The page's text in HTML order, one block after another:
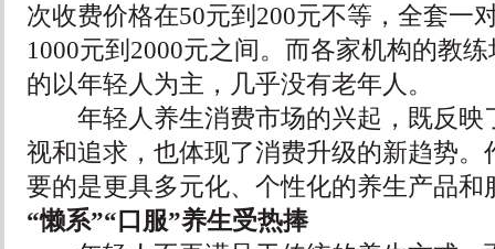
次收费价格在50元到200元不等，全套一
1000元到2000元之间。而各家机构的教
的以年轻人为主，几乎没有老年人。
年轻人养生消费市场的兴起，既反映
视和追求，也体现了消费升级的新趋势。
要的是更具多元化、个性化的养生产品和
“懒系”“口服”养生受热捧